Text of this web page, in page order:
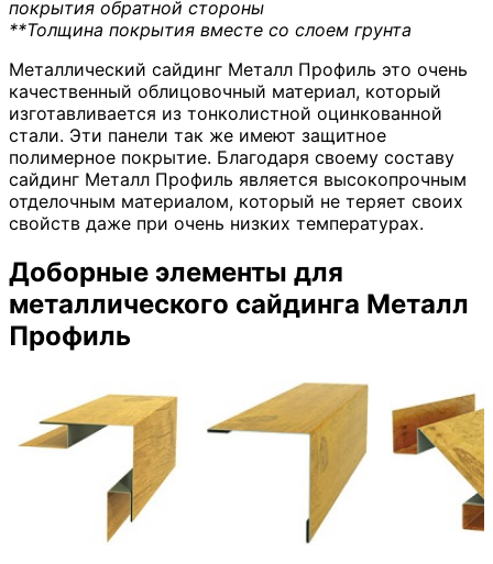
покрытия обратной стороны
**Толщина покрытия вместе со слоем грунта
Металлический сайдинг Металл Профиль это очень
качественный облицовочный материал, который
изготавливается из тонколистной оцинкованной
стали. Эти панели так же имеют защитное
полимерное покрытие. Благодаря своему составу
сайдинг Металл Профиль является высокопрочным
отделочным материалом, который не теряет своих
свойств даже при очень низких температурах.
Доборные элементы для
металлического сайдинга Металл
Профиль